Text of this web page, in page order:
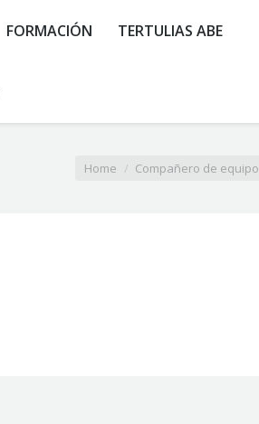
FORMACIÓN TERTULIAS ABE
Home Compañero de equipo